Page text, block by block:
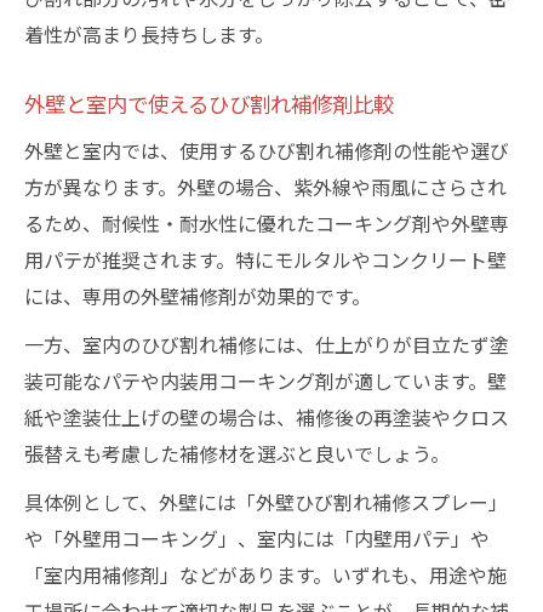
着性が高まり長持ちします。
外壁と室内で使えるひび割れ補修剤比較
外壁と室内では、使用するひび割れ補修剤の性能や選び
方が異なります。外壁の場合、紫外線や雨風にさらされ
るため、耐候性・耐水性に優れたコーキング剤や外壁専
用パテが推奨されます。特にモルタルやコンクリート壁
には、専用の外壁補修剤が効果的です。
一方、室内のひび割れ補修には、仕上がりが目立たず塗
装可能なパテや内装用コーキング剤が適しています。壁
紙や塗装仕上げの壁の場合は、補修後の再塗装やクロス
張替えも考慮した補修材を選ぶと良いでしょう。
具体例として、外壁には「外壁ひび割れ補修スプレー」
や「外壁用コーキング」、室内には「内壁用パテ」や
「室内用補修剤」などがあります。いずれも、用途や施